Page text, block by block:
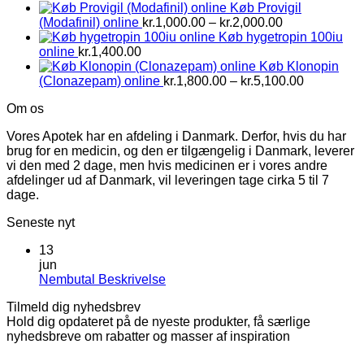
Køb Provigil
(Modafinil) online kr.1,000.00 – kr.2,000.00Prisinterval:
kr.1,000.00
kr.2,000.00
Køb hygetropin 100iu
online kr.1,400.00
Køb Klonopin
(Clonazepam) online kr.1,800.00 – kr.5,100.00
Om os
Vores Apotek har en afdeling i Danmark. Derfor, hvis du har
brug for en medicin, og den er tilgængelig i Danmark, leverer
vi den med 2 dage, men hvis medicinen er i vores andre
afdelinger ud af Danmark, vil leveringen tage cirka 5 til 7
dage.
Seneste nyt
13
jun
Nembutal BeskrivelseIngen
Nembutal
Beskrivelse
Tilmeld dig nyhedsbrev
Hold dig opdateret på de nyeste produkter, få særlige
nyhedsbreve om rabatter og masser af inspiration